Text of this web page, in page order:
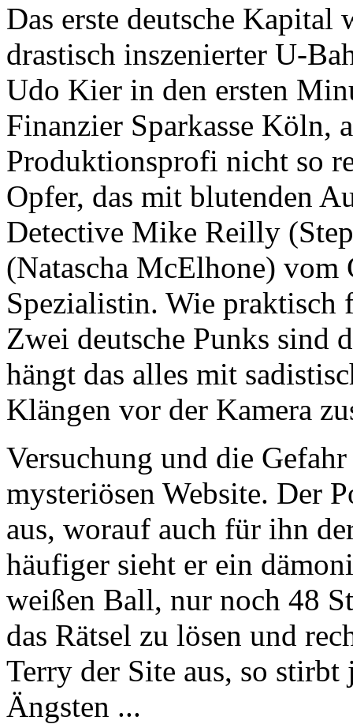
Das erste deutsche
drastisch inszenierter U-
Udo Kier in den ersten
Finanzier Sparkasse Köln,
Produktionsprofi nicht so
Opfer, das mit blutenden
Detective Mike Reilly
(Natascha McElhone)
Spezialistin. Wie
Zwei deutsche Punks sind
hängt das alles mit
Klängen vor der Kamera
Versuchung und die
mysteriösen Website. Der
aus, worauf auch für ihn
häufiger sieht er ein
weißen Ball, nur noch 48
das Rätsel zu lösen und
Terry der Site aus, so stirbt
Ängsten ...